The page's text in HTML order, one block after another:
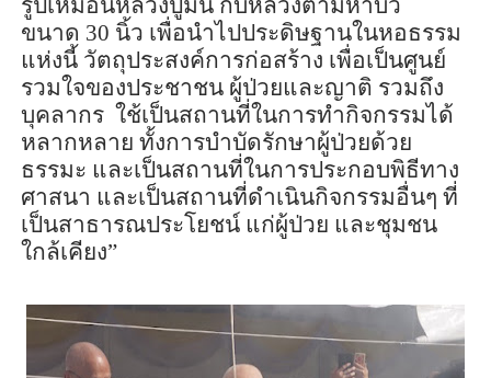
รูปเหมือนหลวงปู่มั่น กับหลวงตามหาบัว
ขนาด 30 นิ้ว เพื่อนำไปประดิษฐานในหอธรรม
แห่งนี้ วัตถุประสงค์การก่อสร้าง เพื่อเป็นศูนย์
รวมใจของประชาชน ผู้ป่วยและญาติ รวมถึง
บุคลากร ใช้เป็นสถานที่ในการทำกิจกรรมได้
หลากหลาย ทั้งการบำบัดรักษาผู้ป่วยด้วย
ธรรมะ และเป็นสถานที่ในการประกอบพิธีทาง
ศาสนา และเป็นสถานที่ดำเนินกิจกรรมอื่นๆ ที่
เป็นสาธารณประโยชน์ แก่ผู้ป่วย และชุมชน
ใกล้เคียง”